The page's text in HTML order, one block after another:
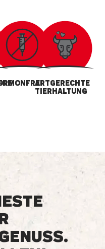
ARTGERECHTE
TIERHALTUNG